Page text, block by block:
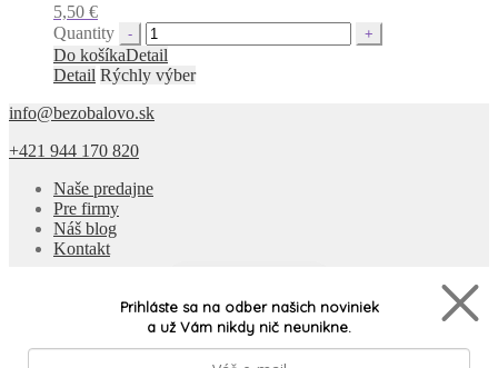
5,50 €
Quantity
Do košíkaDetail
Detail Rýchly výber
info@bezobalovo.sk
+421 944 170 820
Naše predajne
Pre firmy
Náš blog
Kontakt
Doprava a platba
Všeobecné podmienky
Prihláste sa na odber našich noviniek
a už Vám nikdy nič neunikne.